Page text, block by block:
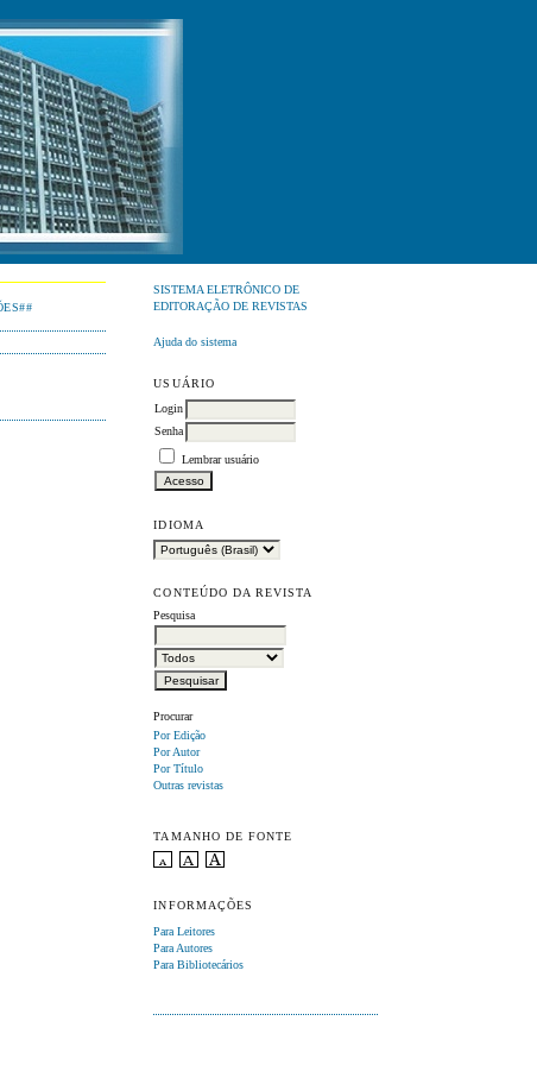
SISTEMA ELETRÔNICO DE
EDITORAÇÃO DE REVISTAS
Ajuda do sistema
USUÁRIO
Login
Senha
Lembrar usuário
IDIOMA
CONTEÚDO DA REVISTA
Pesquisa
Procurar
Por Edição
Por Autor
Por Título
Outras revistas
TAMANHO DE FONTE
INFORMAÇÕES
Para Leitores
Para Autores
Para Bibliotecários